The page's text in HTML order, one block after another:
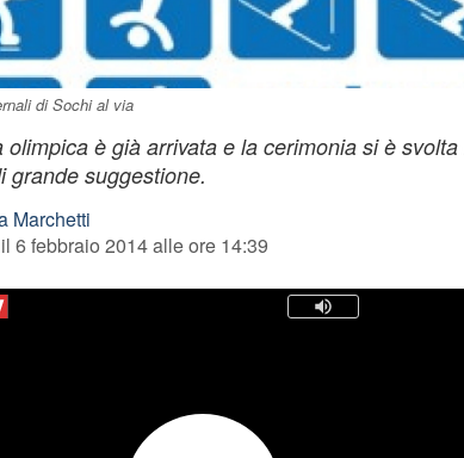
di Sochi al via
olimpica è già arrivata e la cerimonia si è svolta
grande suggestione.
Marchetti
6 febbraio 2014 alle ore 14:39